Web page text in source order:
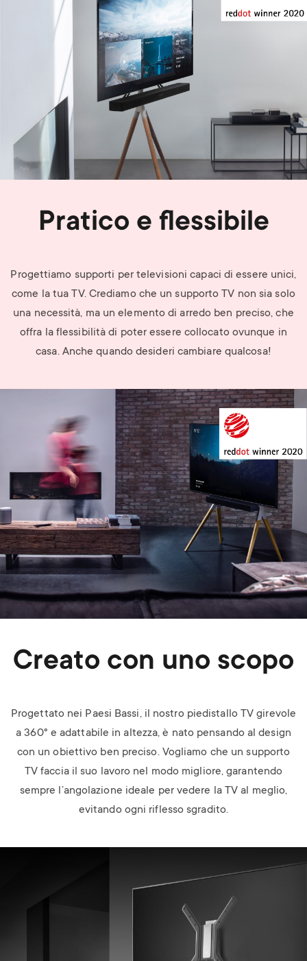
Pratico e flessibile
Progettiamo supporti per televisionicapaci di essere unici,
come la tuaTV. Crediamo che un supporto TV non sia solo
una necessità, ma un elemento di arredo ben preciso, che
offra la flessibilità di poter essere collocato ovunque in
casa. Anche quando desideri cambiare qualcosa!
Creato con uno scopo
Progettato nei Paesi Bassi, il nostro piedistallo TV girevole
a 360° e adattabile in altezza,è nato pensando al design
con un obiettivo ben preciso. Vogliamo che un supporto
TV faccia il suo lavoro nel modo migliore, garantendo
sempre l’angolazione ideale per vedere la TV al meglio,
evitando ogni riflesso sgradito.